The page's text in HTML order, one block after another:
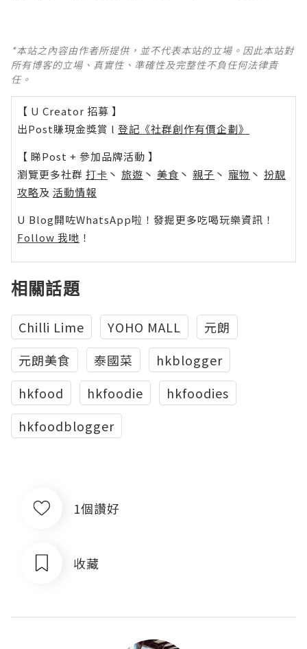
*本站之內容由作者所提供，並不代表本站的立場。因此本站對
所有博客的立場、真實性、準確性及完整性不負任何法律責
任。
【 U Creator 招募 】
出Post賺現金獎賞 l 登記《社群創作有價企劃》
【 睇Post + 參加品牌活動 】
瀏覽更多社群 打卡 丶 旅遊 丶 美食 丶 親子 丶 寵物 丶 扮靚
攻略及 活動情報
U Blog開咗WhatsApp啦！發掘更多吃喝玩樂資訊！
Follow 我哋 ！
相關話題
Chilli Lime YOHO MALL
元朗
元朗美食
泰國菜
hkblogger
hkfood
hkfoodie
hkfoodies
hkfoodblogger
1個讚好
收藏